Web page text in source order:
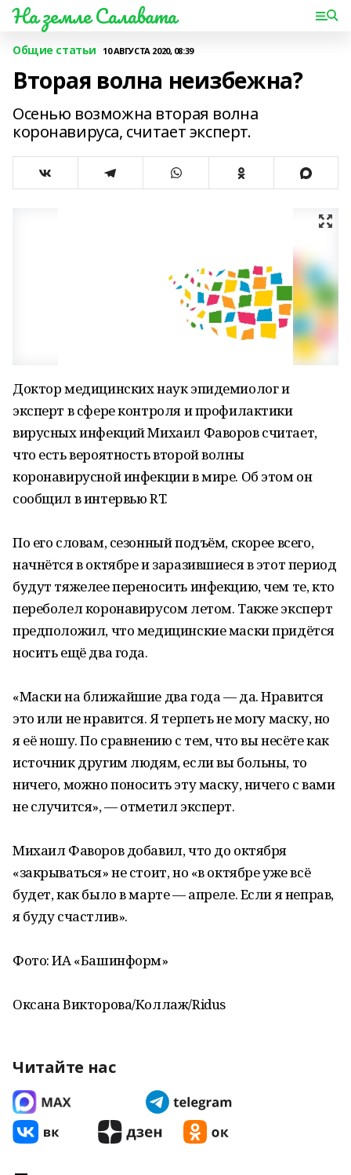
На земле Салавата
Общие статьи 10 АВГУСТА 2020, 08:39
Вторая волна неизбежна?
Осенью возможна вторая волна
коронавируса, считает эксперт.
Доктор медицинских наук эпидемиолог и
эксперт в сфере контроля и профилактики
вирусных инфекций Михаил Фаворов считает,
что есть вероятность второй волны
коронавирусной инфекции в мире. Об этом он
сообщил в интервью RT.
По его словам, сезонный подъём, скорее всего,
начнётся в октябре и заразившиеся в этот период
будут тяжелее переносить инфекцию, чем те, кто
переболел коронавирусом летом. Также эксперт
предположил, что медицинские маски придётся
носить ещё два года.
«Маски на ближайшие два года — да. Нравится
это или не нравится. Я терпеть не могу маску, но
я её ношу. По сравнению с тем, что вы несёте как
источник другим людям, если вы больны, то
ничего, можно поносить эту маску, ничего с вами
не случится», — отметил эксперт.
Михаил Фаворов добавил, что до октября
«закрываться» не стоит, но «в октябре уже всё
будет, как было в марте — апреле. Если я неправ,
я буду счастлив».
Фото: ИА «Башинформ»
Оксана Викторова/Коллаж/Ridus
Читайте нас